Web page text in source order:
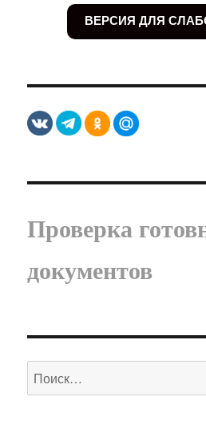
ВЕРСИЯ ДЛЯ
Проверка
документов
Искать: